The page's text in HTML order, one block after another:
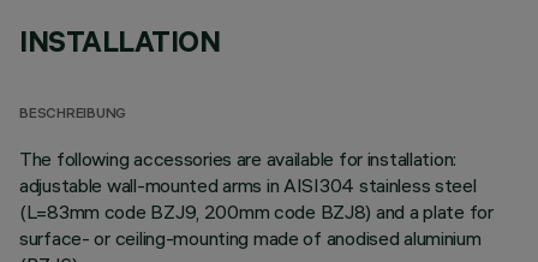
INSTALLATION
BESCHREIBUNG
The following accessories are available for installation:
adjustable wall-mounted arms in AISI304 stainless steel
(L=83mm code BZJ9, 200mm code BZJ8) and a plate for
surface- or ceiling-mounting made of anodised aluminium